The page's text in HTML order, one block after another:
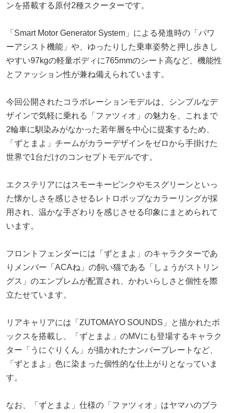
ンを搭載する原付2種スクーターです。
「Smart Motor Generator System」による発進時の「パワ
ーアシスト機能」や、ゆったりした乗車姿勢と押し歩きし
やすい97kgの軽量ボディに765mmのシート高など、機能性
とファッション性が兼ね備えられています。
今回公開されたコラボレーションモデルは、シンプルなデ
ザインで気軽に乗れる「ファツィオ」の魅力を、これまで
2輪車に馴染みがなかった若年層を中心に提案するため、
「ずとまよ」チームがカラーデザインをゼロから手掛けた
世界で1台だけのコンセプトモデルです。
エクステリアにはスモーキーピンクやモスグリーンといっ
た懐かしさを感じさせるレトロポップなカラーリングが採
用され、温かな手ざわりを感じさせる印象にまとめられて
います。
フロントフェンダーには「ずとまよ」のキャラクターであ
りメンバー「ACAね」の飼い猫である「しょうがストリン
グス」のエンブレムが配置され、かわいらしさと個性を際
立たせています。
リアキャリアには「ZUTOMAYO SOUNDS」と描かれたボ
ックスを搭載し、「ずとまよ」のMVにも登場するキャラク
ター「うにぐりくん」が描かれたナンバープレートなど、
「ずとまよ」色に染まった個性的な仕上がりとなっていま
す。
なお、「ずとまよ」仕様の「ファツィオ」はヤマハのブラ